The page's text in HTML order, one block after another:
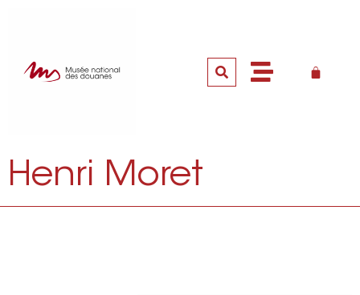
Henri Moret